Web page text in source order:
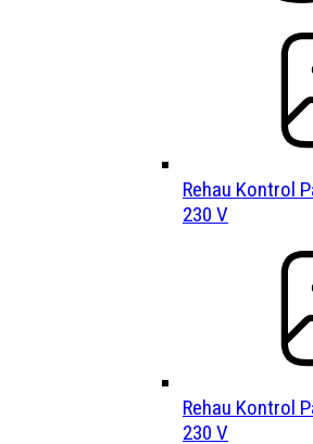
Rehau Kontrol
230 V
Rehau Kontrol
230 V